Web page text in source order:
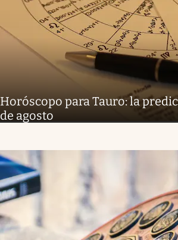
Horóscopo para Tauro: la
de agosto